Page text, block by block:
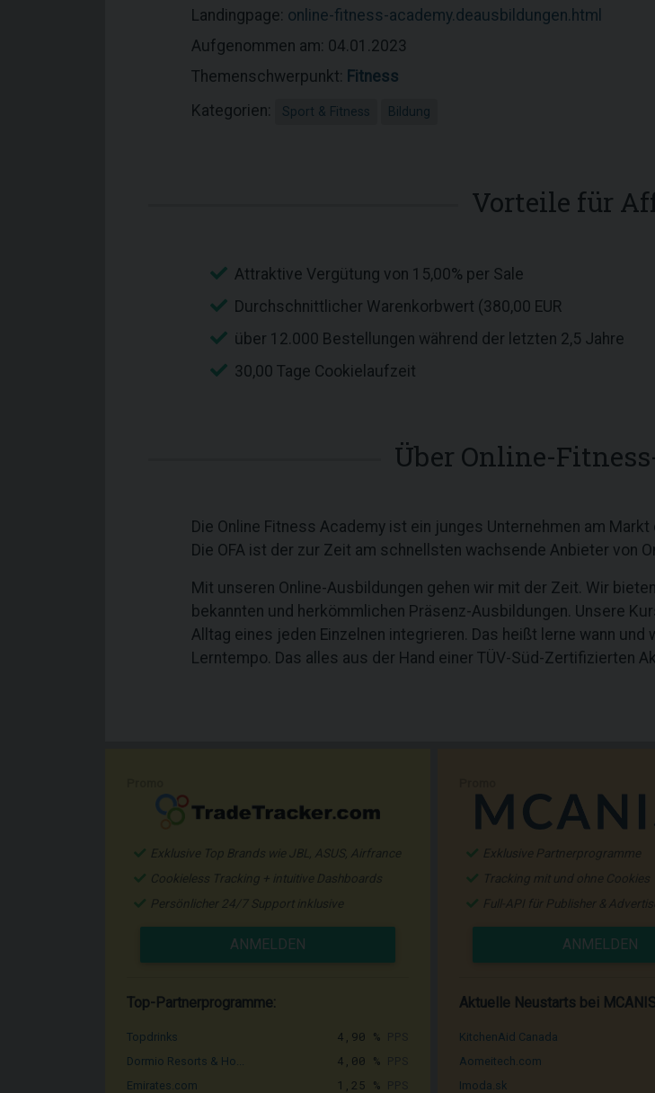
Landingpage: online-fitness-academy.deausbildungen.html
Aufgenommen am: 04.01.2023
Themenschwerpunkt: Fitness
Kategorien:
Sport & Fitness Bildung
Vorteile für
Attraktive Vergütung von 15,00% per Sale
Durchschnittlicher Warenkorbwert (380,00 EUR
über 12.000 Bestellungen während der letzten 2,5 Jahre
30,00 Tage Cookielaufzeit
Über Online-
Die Online Fitness Academy ist ein junges Unternehmen am
Die OFA ist der zur Zeit am schnellsten wachsende Anbieter von
Mit unseren Online-Ausbildungen gehen wir mit der Zeit. Wir
bekannten und herkömmlichen Präsenz-Ausbildungen. Unsere
Alltag eines jeden Einzelnen integrieren. Das heißt lerne wann
Lerntempo. Das alles aus der Hand einer TÜV-Süd-Zertifizierten
Exklusive Top Brands wie JBL, ASUS, Airfrance
Cookieless Tracking + intuitive Dashboards
Persönlicher 24/7 Support inklusive
ANMELDEN
Top-Partnerprogramme:
Topdrinks 4,90 %
Dormio Resorts & Ho... 4,00 %
Emirates.com 1,25 %
Exklusive Partnerprogramme
Tracking mit und ohne Cookies
Full-API für Publisher &
ANMELDEN
Aktuelle Neustarts bei
KitchenAid Canada
Aomeitech.com
Imoda.sk